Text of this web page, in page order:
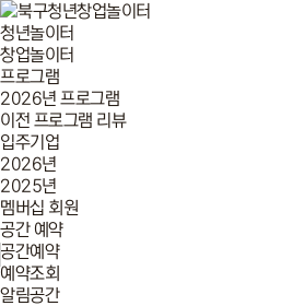
청년놀이터
창업놀이터
프로그램
2026년 프로그램
이전 프로그램 리뷰
입주기업
2026년
2025년
멤버십 회원
공간 예약
공간예약
예약조회
알림공간